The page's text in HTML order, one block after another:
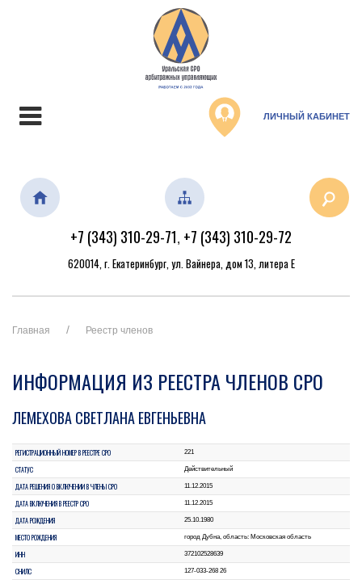
ЛИЧНЫЙ КАБИНЕТ
+7 (343) 310-29-71, +7 (343) 310-29-72
620014, г. Екатеринбург, ул. Вайнера, дом 13, литера Е
Главная Реестр членов
ИНФОРМАЦИЯ ИЗ РЕЕСТРА ЧЛЕНОВ СРО
ЛЕМЕХОВА СВЕТЛАНА ЕВГЕНЬЕВНА
РЕГИСТРАЦИОННЫЙ НОМЕР В РЕЕСТРЕ СРО 221
СТАТУС Действительный
ДАТА РЕШЕНИЯ О ВКЛЮЧЕНИИ В ЧЛЕНЫ СРО 11.12.2015
ДАТА ВКЛЮЧЕНИЯ В РЕЕСТР СРО 11.12.2015
ДАТА РОЖДЕНИЯ 25.10.1980
МЕСТО РОЖДЕНИЯ город Дубна, область: Московская область
ИНН 372102528639
СНИЛС 127-033-268 26